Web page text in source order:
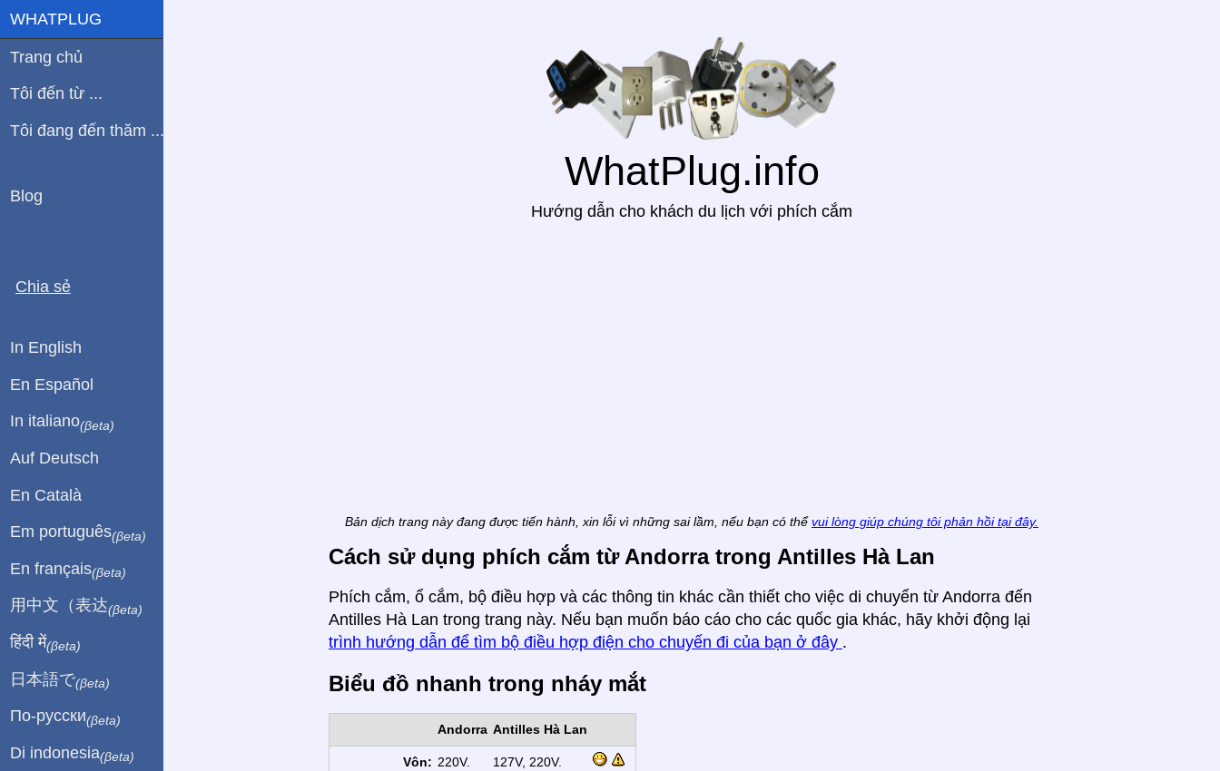
WhatPlug.info
Hướng dẫn cho khách du lịch với phích cắm
Bản dịch trang này đang được tiến hành, xin lỗi vì những sai lầm, nếu bạn có thể vui lòng giúp chúng tôi phản hồi tại đây.
Cách sử dụng phích cắm từ Andorra trong Antilles Hà Lan
Phích cắm, ổ cắm, bộ điều hợp và các thông tin khác cần thiết cho việc di chuyển từ Andorra đến
Antilles Hà Lan trong trang này. Nếu bạn muốn báo cáo cho các quốc gia khác, hãy khởi động lại
trình hướng dẫn để tìm bộ điều hợp điện cho chuyến đi của bạn ở đây .
Biểu đồ nhanh trong nháy mắt
Andorra Antilles Hà Lan
Vôn: 220V. 127V, 220V.
WHATPLUG
Trang chủ
Tôi đến từ ...
Tôi đang đến thăm ...
Blog
Chia sẻ
In English
En Español
In italiano(βeta)
Auf Deutsch
En Català
Em português(βeta)
En français(βeta)
用中文（表达(βeta)
हिंदी में(βeta)
日本語で(βeta)
По-русски(βeta)
Di indonesia(βeta)